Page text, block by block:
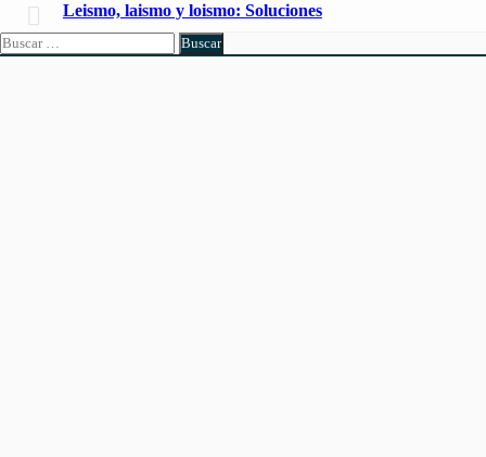
Leismo, laismo y loismo: Soluciones
Buscar: